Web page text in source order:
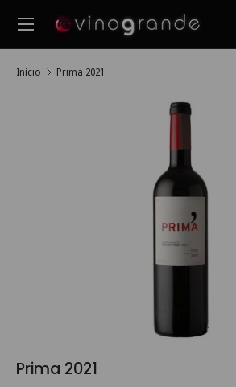
Ir para o conteúdo
Pesquisar
Menu
Início Prima 2021
Prima 2021